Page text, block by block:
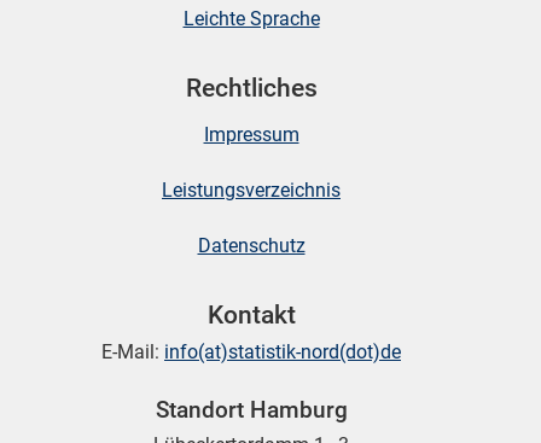
Leichte Sprache
Rechtliches
Impressum
Leistungsverzeichnis
Datenschutz
Kontakt
E-Mail: info(at)statistik-nord(dot)de
Standort Hamburg